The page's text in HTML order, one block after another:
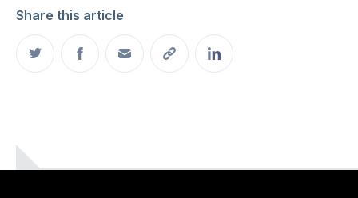
Share this article